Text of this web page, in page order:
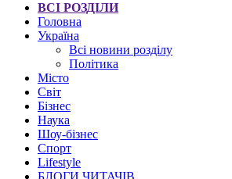
ВСІ РОЗДІЛИ
Головна
Україна
Всі новини розділу
Політика
Місто
Світ
Бізнес
Наука
Шоу-бізнес
Спорт
Lifestyle
БЛОГИ ЧИТАЧІВ